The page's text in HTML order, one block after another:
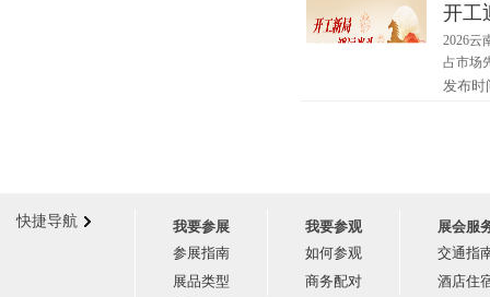
开工
2026云
占市场
发布时
快捷导航
我要参展
参展指南
展品类型
我要参观
如何参观
商务配对
展会服
交通指
酒店住